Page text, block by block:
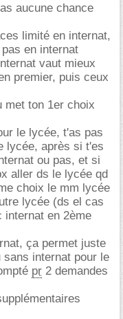
aucune chance
limité en internat,
en internat
vaut mieux
premier, puis ceux
met ton 1er choix
le lycée, t'as pas
lycée, après si t'es
ou pas, et si
aller ds le lycée qd
choix le mm lycée
lycée (ds el cas
en 2ème
ça permet juste
internat pour le
pr 2 demandes